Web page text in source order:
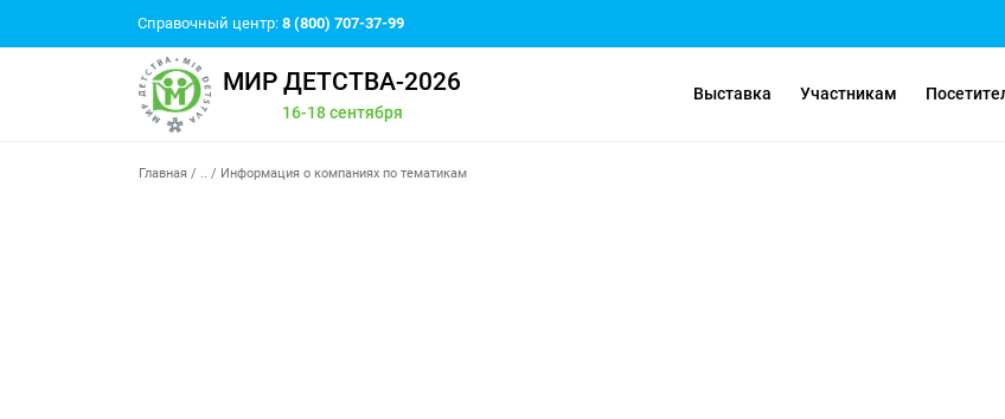
Справочный центр: 8 (800) 707-37-99
МИР ДЕТСТВА-2026
16-18 сентября
Выставка Участникам
Главная / .. / Информация о компаниях по тематикам